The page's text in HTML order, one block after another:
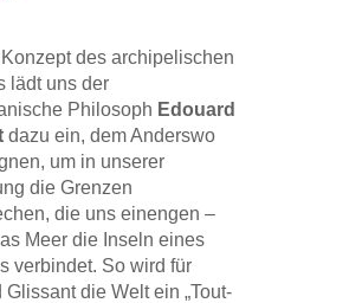
des archipelischen
lädt uns der
Philosoph Edouard
dazu ein, dem Anderswo
um in unserer
die Grenzen
die uns einengen –
Meer die Inseln eines
verbindet. So wird für
Glissant die Welt ein „Tout-